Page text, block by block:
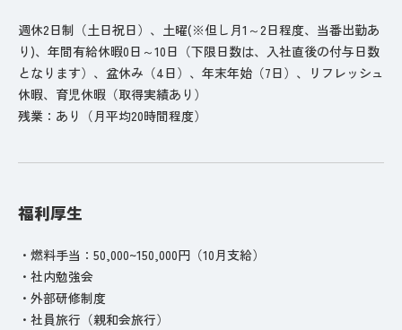
週休2日制（土日祝日）、土曜(※但し月1～2日程度、当番出勤あ
り)、年間有給休暇0日～10日（下限日数は、入社直後の付与日数
となります）、盆休み（4日）、年末年始（7日）、リフレッシュ
休暇、育児休暇（取得実績あり）
残業：あり（月平均20時間程度）
福利厚生
・燃料手当：50,000~150,000円（10月支給）
・社内勉強会
・外部研修制度
・社員旅行（親和会旅行）